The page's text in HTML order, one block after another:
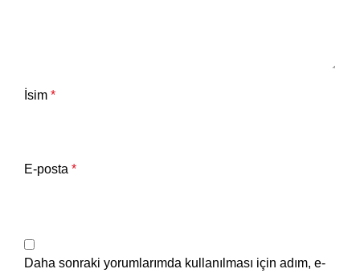
İsim *
E-posta *
Daha sonraki yorumlarımda kullanılması için adım, e-